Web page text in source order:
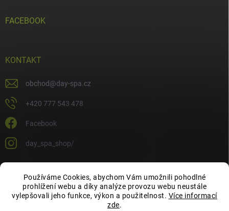
Používáme Cookies, abychom Vám umožnili pohodlné
prohlížení webu a díky analýze provozu webu neustále
vylepšovali jeho funkce, výkon a použitelnost. Více informací
zde.
FACEBOOK
KONTAKT
obchod@day-spa.cz
+420 777 543 478
Facebook
day_spa_shop/
OCHRANA OSOBNÍCH ÚDAJŮ